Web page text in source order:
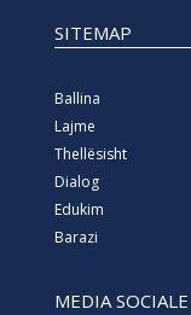
SITEMAP
Ballina
Lajme
Thellësisht
Dialog
Edukim
Barazi
MEDIA SOCIALE